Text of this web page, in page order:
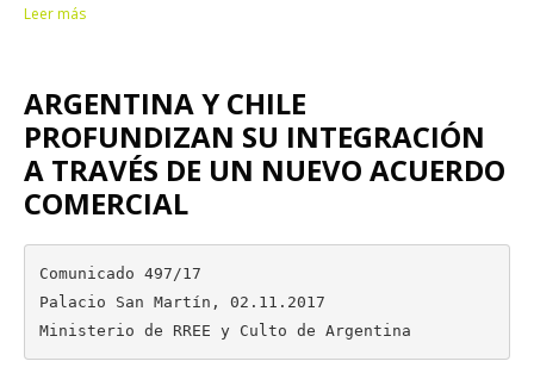
Leer más
ARGENTINA Y CHILE
PROFUNDIZAN SU INTEGRACIÓN
A TRAVÉS DE UN NUEVO ACUERDO
COMERCIAL
Comunicado 497/17
Palacio San Martín, 02.11.2017
Ministerio de RREE y Culto de Argentina